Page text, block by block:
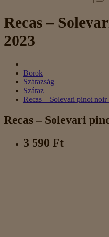
Recas –
2023
Borok
Szárazság
Száraz
Recas – Solevari pinot noir
Recas – Solevari
3 590 Ft